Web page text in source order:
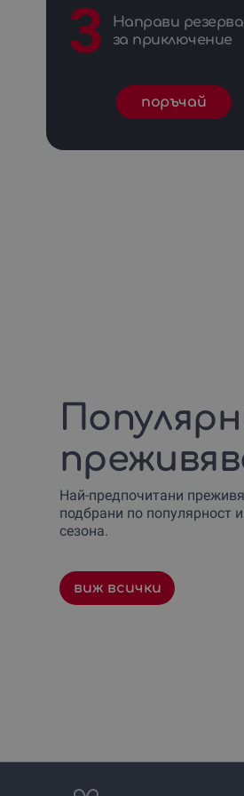
3
Направи
за приключение
поръчай
Най-предпочитани
подбрани по популярност
сезона.
виж всички